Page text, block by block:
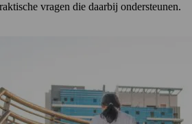
vragen die daarbij ondersteunen.